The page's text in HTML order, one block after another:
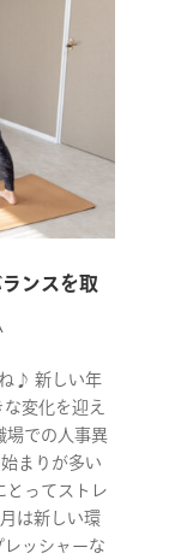
ンスを取
♪ 新しい年
変化を迎え
場での人事異
まりが多い
とってストレ
は新しい環
ッシャーな